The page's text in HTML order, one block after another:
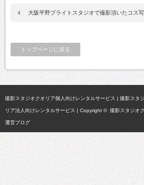
大阪平野ブライトスタジオで撮影頂いたコス
トップページに戻る
撮影スタジオクオリア個人向けレンタルサービス | 撮影スタ
リア法人向けレンタルサービス | Copyright © 撮影スタジオ
運営ブログ